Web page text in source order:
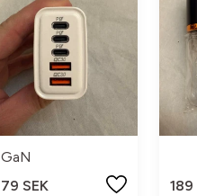
GaN
79 SEK
189